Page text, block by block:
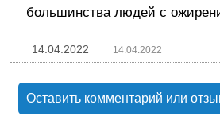
большинства людей с
14.04.2022 14.04.2022
Оставить комментарий или